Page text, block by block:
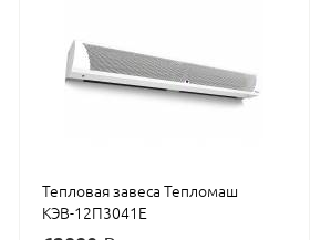
Тепловая завеса Тепломаш
КЭВ-12П3041E